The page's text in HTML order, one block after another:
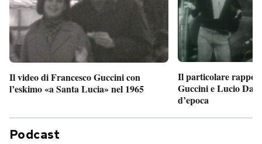
Il video di Francesco Guccini con
l’eskimo «a Santa Lucia» nel 1965
Il particolare
Guccini e Lucio
d’epoca
Podcast